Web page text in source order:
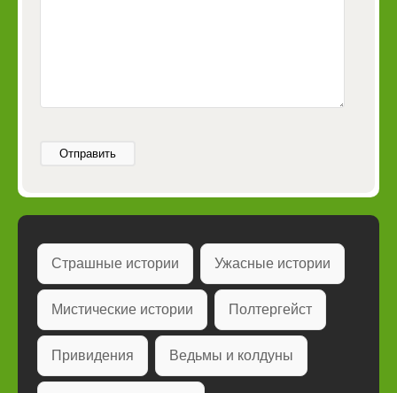
Отправить
Страшные истории Ужасные истории
Мистические истории Полтергейст
Привидения Ведьмы и колдуны